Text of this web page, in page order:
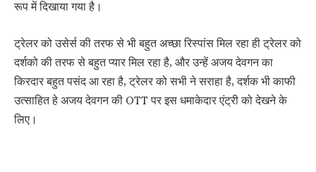
रूप में दिखाया गया है।
ट्रेलर को उसेर्स की तरफ से भी बहुत अच्छा रिस्पांस मिल रहा ही ट्रेलर को
दर्शको की तरफ से बहुत प्यार मिल रहा है, और उन्हें अजय देवगन का
किरदार बहुत पसंद आ रहा है, ट्रेलर को सभी ने सराहा है, दर्शक भी काफी
उत्साहित हे अजय देवगन की OTT पर इस धमाकेदार एंट्री को देखने के
लिए।